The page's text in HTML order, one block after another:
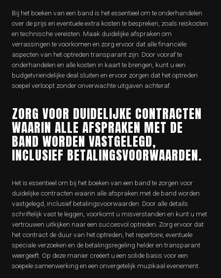
Bij het boeken van een band is het essentieel om te onderhandelen
over de prijs en eventuele extra kosten te bespreken, zoals reiskosten
en technische vereisten. Maak duidelijke afspraken om
verrassingen te voorkomen en zorg ervoor dat alle financiële
aspecten van het optreden transparant zijn. Door vooraf te
onderhandelen en alle kosten in kaart te brengen, kunt u een
budgetvriendelijke deal sluiten en ervoor zorgen dat het optreden
soepel verloopt zonder onverwachte uitgaven achteraf.
ZORG VOOR DUIDELIJKE CONTRACTEN
WAARIN ALLE AFSPRAKEN MET DE
BAND WORDEN VASTGELEGD,
INCLUSIEF BETALINGSVOORWAARDEN.
Het is essentieel om bij het boeken van een band te zorgen voor
duidelijke contracten waarin alle afspraken met de band worden
vastgelegd, inclusief betalingsvoorwaarden. Door alle details
schriftelijk vast te leggen, voorkomt u misverstanden en kunt u met
vertrouwen uitkijken naar een succesvol optreden. Zorg ervoor dat
het contract de duur van het optreden, het repertoire, eventuele
speciale verzoeken en de betalingsregeling helder en transparant
weergeeft. Op deze manier creëert u een solide basis voor een
soepele samenwerking en een onvergetelijk muzikaal evenement.